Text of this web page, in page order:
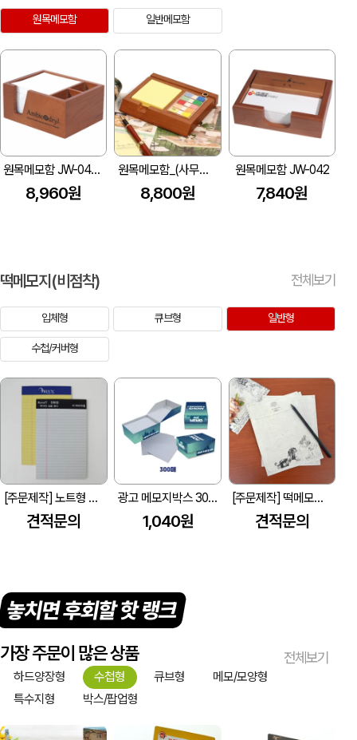
원목메모함 일반메모함
원목메모함 JW-045 (145x100x70mm&#8203;)
8,960원
원목메모함_(사무용S-056 165x133x25mm)
8,800원
원목메모함 JW-042
7,840원
떡메모지(비점착) 전체보기
입체형 큐브형 일반형
수첩/커버형
[주문제작] 노트형 떡메모지
견적문의
광고 메모지박스 300매
1,040원
[주문제작] 떡메모지_(편지지)
견적문의
놓치면 후회할 핫 랭크
가장 주문이 많은 상품 전체보기
하드양장형 수첩형 큐브형
메모/모양형
특수지형
박스/팝업형